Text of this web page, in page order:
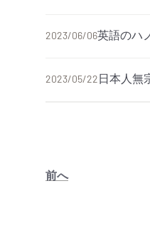
2023/06/06英語のハ
2023/05/22日本人無
前へ